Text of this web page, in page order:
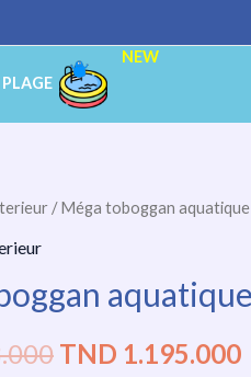
PLAGE
NEW
/ Méga toboggan
Le
initial
était :
TND 1.195.000